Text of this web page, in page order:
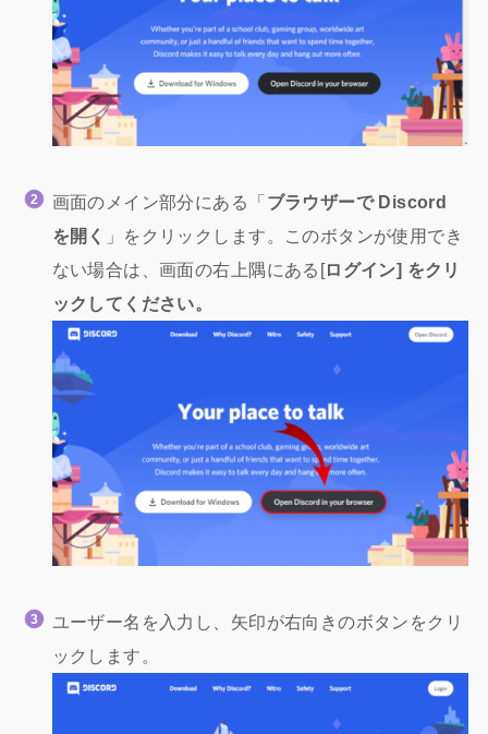
画面のメイン部分にある「ブラウザーで Discord
を開く
」をクリックします。このボタンが使用でき
ない場合は、画面の右上隅にある[ログイン] をクリ
ックしてください。
ユーザー名を入力し、矢印が右向きのボタンをクリ
ックします。